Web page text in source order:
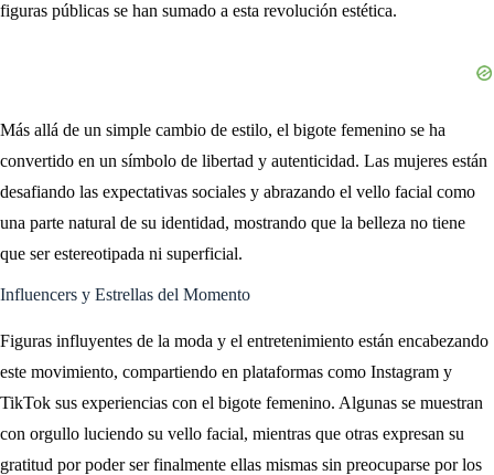
figuras públicas se han sumado a esta revolución estética.
Más allá de un simple cambio de estilo, el bigote femenino se ha
convertido en un símbolo de libertad y autenticidad. Las mujeres están
desafiando las expectativas sociales y abrazando el vello facial como
una parte natural de su identidad, mostrando que la belleza no tiene
que ser estereotipada ni superficial.
Influencers y Estrellas del Momento
Figuras influyentes de la moda y el entretenimiento están encabezando
este movimiento, compartiendo en plataformas como Instagram y
TikTok sus experiencias con el bigote femenino. Algunas se muestran
con orgullo luciendo su vello facial, mientras que otras expresan su
gratitud por poder ser finalmente ellas mismas sin preocuparse por los